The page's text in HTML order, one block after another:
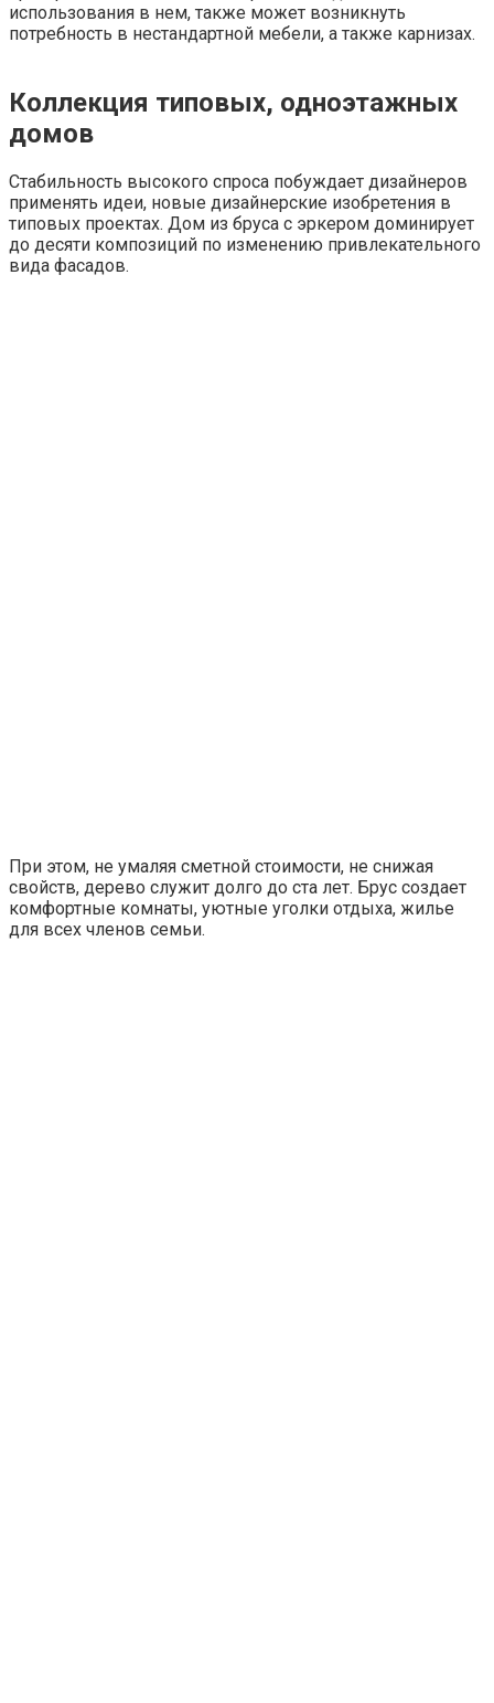
использования в нем, также может возникнуть
потребность в нестандартной мебели, а также карнизах.
Коллекция типовых, одноэтажных
домов
Стабильность высокого спроса побуждает дизайнеров
применять идеи, новые дизайнерские изобретения в
типовых проектах. Дом из бруса с эркером доминирует
до десяти композиций по изменению привлекательного
вида фасадов.
При этом, не умаляя сметной стоимости, не снижая
свойств, дерево служит долго до ста лет. Брус создает
комфортные комнаты, уютные уголки отдыха, жилье
для всех членов семьи.